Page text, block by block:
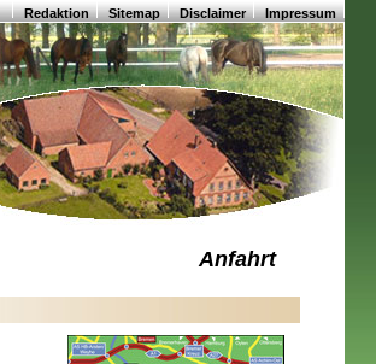
Redaktion Sitemap Disclaimer Impressum
Anfahrt